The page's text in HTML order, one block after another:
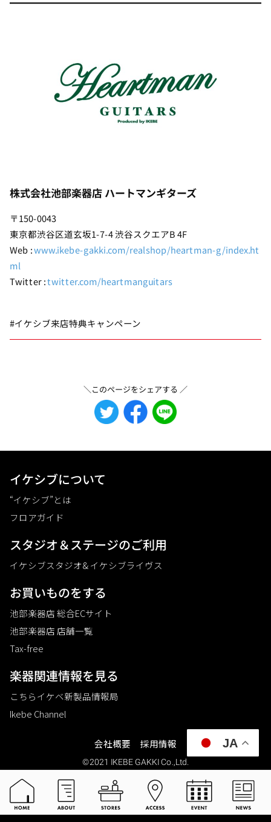
株式会社池部楽器店 ハートマンギターズ
〒150-0043
東京都渋谷区道玄坂1-7-4 渋谷スクエアB​ 4F
Web :www.ikebe-gakki.com/realshop/heartman-g/index.ht
ml
Twitter :twitter.com/heartmanguitars
#イケシブ来店特典キャンペーン
＼このページをシェアする ／
イケシブについて
“イケシブ”とは
フロアガイド
スタジオ＆ステージのご利⽤
イケシブスタジオ& イケシブライヴス
お買いものをする
池部楽器店 総合ECサイト
池部楽器店 店舗一覧
Tax-free
楽器関連情報を見る
こちらイケベ新製品情報局
Ikebe Channel
会社概要 採用情報
©2021 IKEBE GAKKI Co.,Ltd.
JA